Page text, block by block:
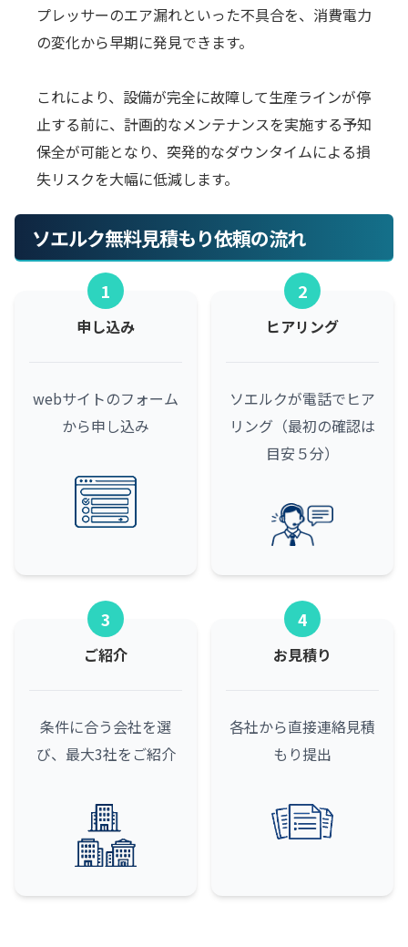
プレッサーのエア漏れといった不具合を、消費電力
の変化から早期に発見できます。
これにより、設備が完全に故障して生産ラインが停
止する前に、計画的なメンテナンスを実施する予知
保全が可能となり、突発的なダウンタイムによる損
失リスクを大幅に低減します。
ソエルク無料見積もり依頼の流れ
1
申し込み
webサイトのフォーム
から申し込み
2
ヒアリング
ソエルクが電話でヒア
リング（最初の確認は
目安５分）
3
ご紹介
条件に合う会社を選
び、最大3社をご紹介
4
お見積り
各社から直接連絡見積
もり提出